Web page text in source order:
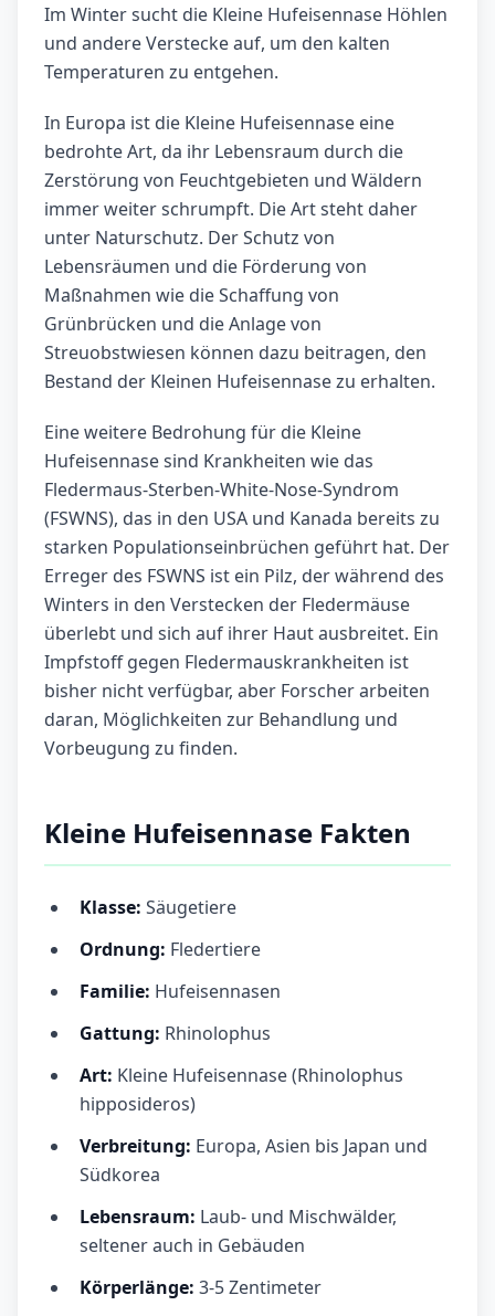
Im Winter sucht die Kleine Hufeisennase Höhlen
und andere Verstecke auf, um den kalten
Temperaturen zu entgehen.
In Europa ist die Kleine Hufeisennase eine
bedrohte Art, da ihr Lebensraum durch die
Zerstörung von Feuchtgebieten und Wäldern
immer weiter schrumpft. Die Art steht daher
unter Naturschutz. Der Schutz von
Lebensräumen und die Förderung von
Maßnahmen wie die Schaffung von
Grünbrücken und die Anlage von
Streuobstwiesen können dazu beitragen, den
Bestand der Kleinen Hufeisennase zu erhalten.
Eine weitere Bedrohung für die Kleine
Hufeisennase sind Krankheiten wie das
Fledermaus-Sterben-White-Nose-Syndrom
(FSWNS), das in den USA und Kanada bereits zu
starken Populationseinbrüchen geführt hat. Der
Erreger des FSWNS ist ein Pilz, der während des
Winters in den Verstecken der Fledermäuse
überlebt und sich auf ihrer Haut ausbreitet. Ein
Impfstoff gegen Fledermauskrankheiten ist
bisher nicht verfügbar, aber Forscher arbeiten
daran, Möglichkeiten zur Behandlung und
Vorbeugung zu finden.
Kleine Hufeisennase Fakten
Klasse: Säugetiere
Ordnung: Fledertiere
Familie: Hufeisennasen
Gattung: Rhinolophus
Art: Kleine Hufeisennase (Rhinolophus
hipposideros)
Verbreitung: Europa, Asien bis Japan und
Südkorea
Lebensraum: Laub- und Mischwälder,
seltener auch in Gebäuden
Körperlänge: 3-5 Zentimeter